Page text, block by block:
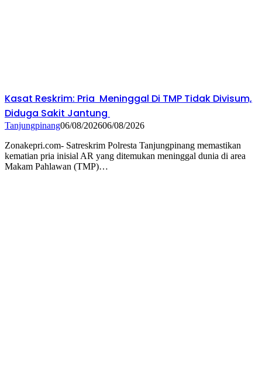
Kasat Reskrim: Pria Meninggal Di TMP Tidak Divisum,
Diduga Sakit Jantung
Tanjungpinang06/08/202606/08/2026
Zonakepri.com- Satreskrim Polresta Tanjungpinang memastikan
kematian pria inisial AR yang ditemukan meninggal dunia di area
Makam Pahlawan (TMP)…